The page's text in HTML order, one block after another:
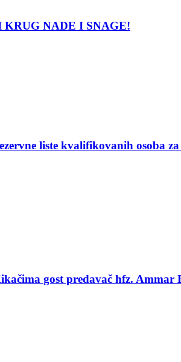
KRUG NADE I SNAGE!
liste kvalifikovanih osoba
gost predavač hfz. Ammar